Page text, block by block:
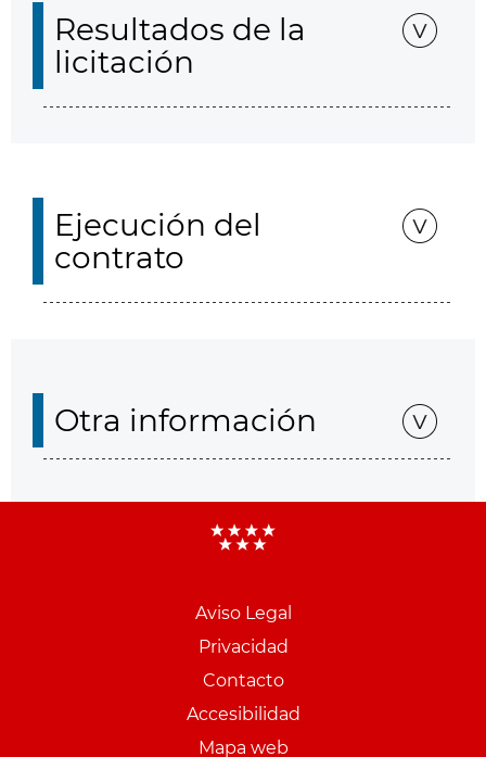
Resultados de la
licitación
Ejecución del
contrato
Otra información
Aviso Legal
Privacidad
Contacto
Accesibilidad
Mapa web